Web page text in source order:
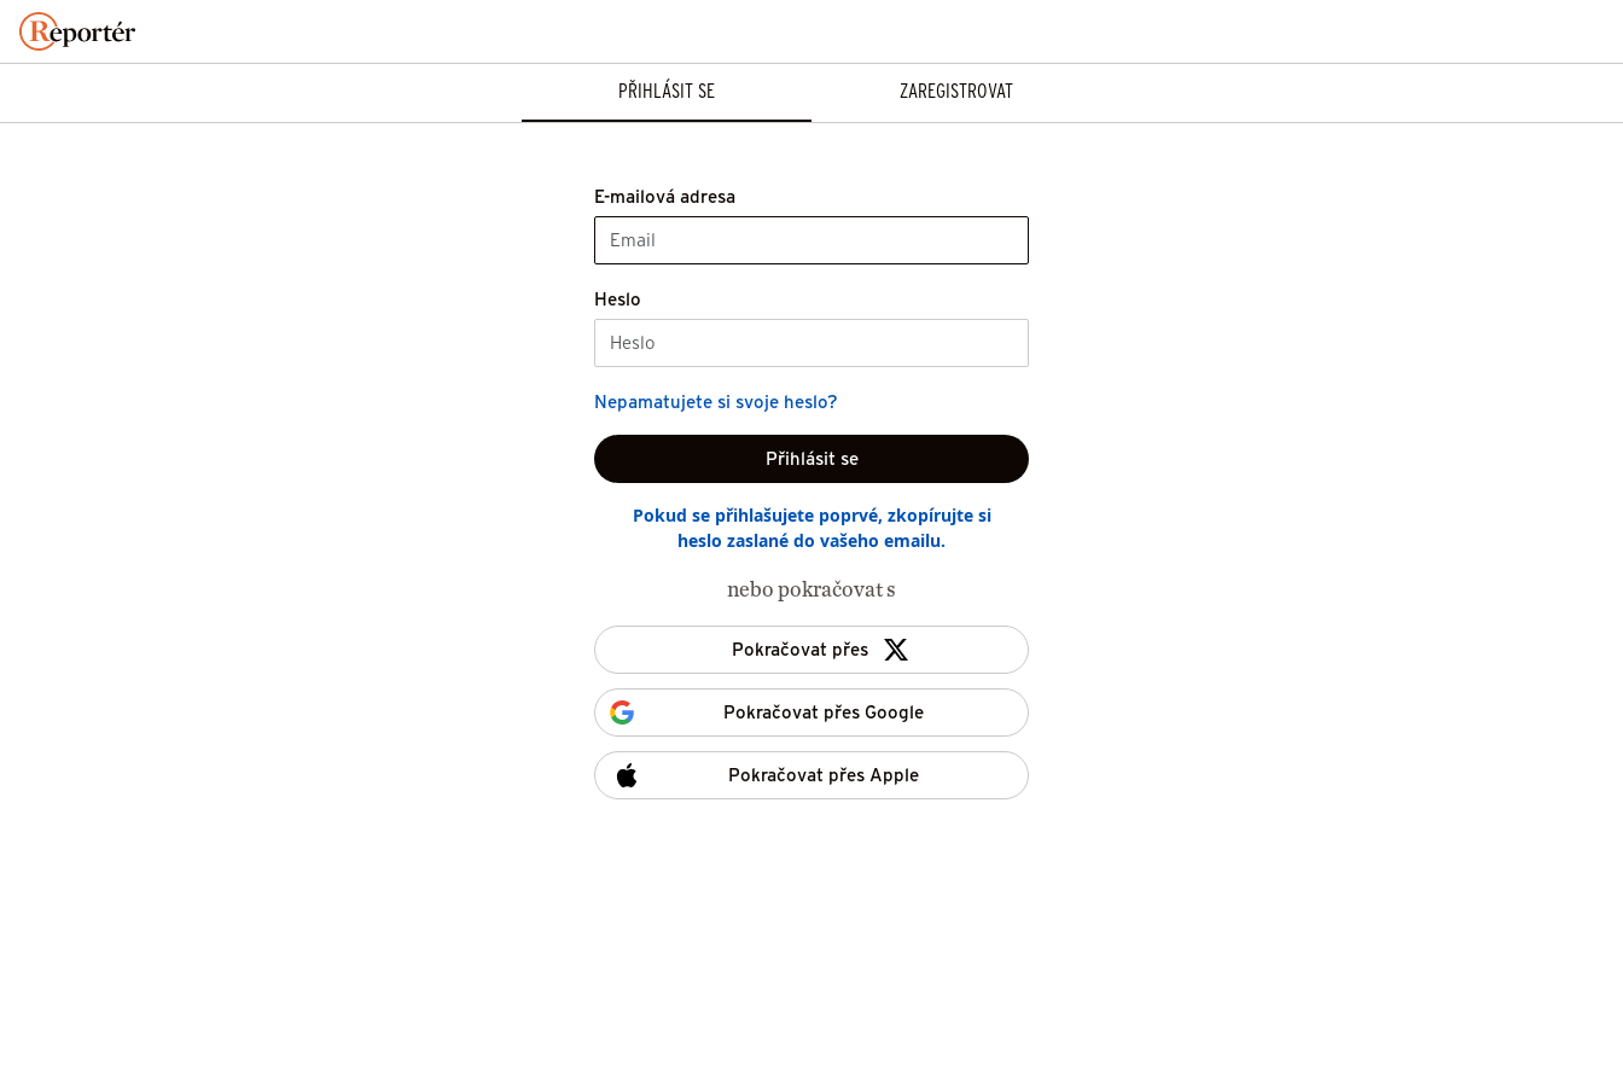
PŘIHLÁSIT SE ZAREGISTROVAT
E-mailová adresa
Heslo
Nepamatujete si svoje heslo?
Pokud se přihlašujete poprvé, zkopírujte si
heslo zaslané do vašeho emailu.
nebo pokračovat s
Pokračovat přes
Pokračovat přes Google
Pokračovat přes Apple